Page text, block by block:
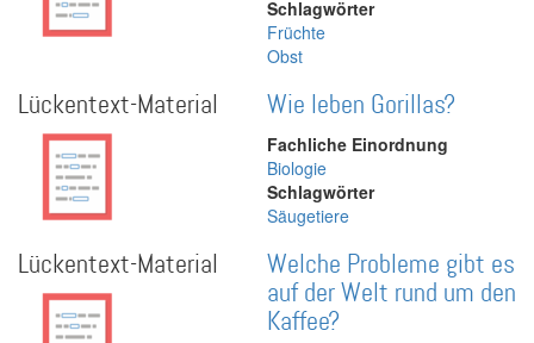
Schlagwörter
Früchte
Obst
Lückentext-Material Wie leben Gorillas?
Fachliche Einordnung
Biologie
Schlagwörter
Säugetiere
Lückentext-Material
Welche Probleme gibt es
auf der Welt rund um den
Kaffee?